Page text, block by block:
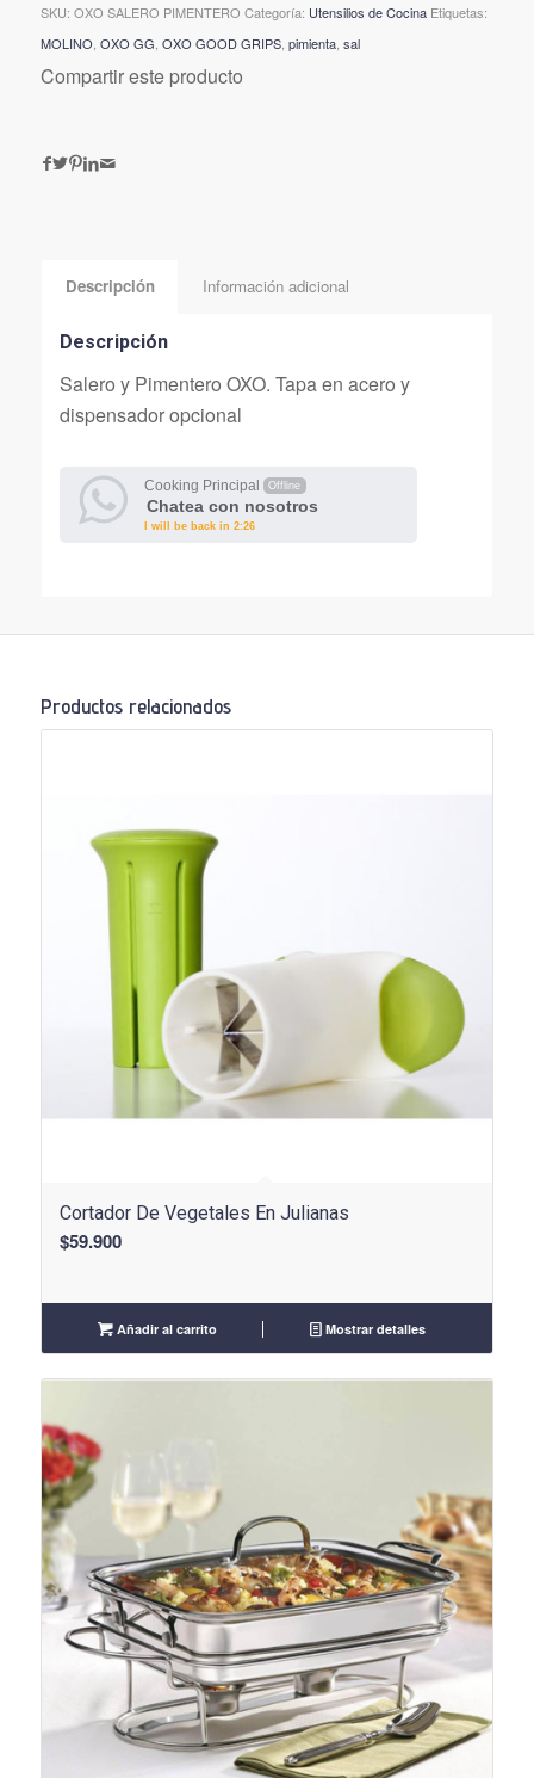
SKU: OXO SALERO PIMENTERO Categoría: Utensilios de Cocina Etiquetas:
MOLINO, OXO GG, OXO GOOD GRIPS, pimienta, sal
Compartir este producto
Descripción Información adicional
Descripción
Salero y Pimentero OXO. Tapa en acero y
dispensador opcional
Cooking Principal Offline
Chatea con nosotros
I will be back in 2:26
Productos relacionados
Cortador De Vegetales En Julianas
$59.900
Añadir al carrito Mostrar detalles